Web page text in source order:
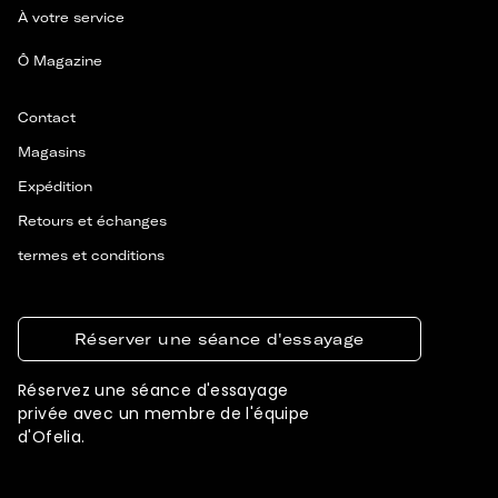
À votre service
Ô Magazine
Contact
Magasins
Expédition
Retours et échanges
termes et conditions
Réserver une séance d'essayage
Réservez une séance d'essayage
privée avec un membre de l'équipe
d'Ofelia.